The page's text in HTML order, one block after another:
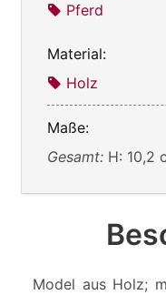
Pferd
Material:
Holz
Maße:
Gesamt: H: 10,2
Model aus Holz;